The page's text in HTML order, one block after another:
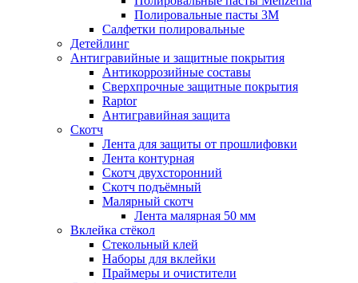
Полировальные пасты 3M
Салфетки полировальные
Детейлинг
Антигравийные и защитные покрытия
Антикоррозийные составы
Сверхпрочные защитные покрытия
Raptor
Антигравийная защита
Скотч
Лента для защиты от прошлифовки
Лента контурная
Скотч двухсторонний
Скотч подъёмный
Малярный скотч
Лента малярная 50 мм
Вклейка стёкол
Стекольный клей
Наборы для вклейки
Праймеры и очистители